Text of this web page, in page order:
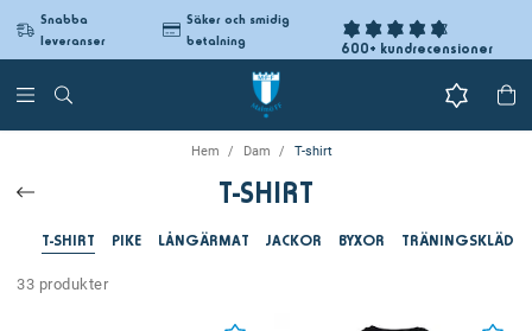
Snabba
leveranser
Säker och smidig
betalning
600+ kundrecensioner
Hem Dam T-shirt
T-SHIRT
T-SHIRT PIKE LÅNGÄRMAT JACKOR BYXOR TRÄNINGSKLÄDER
33 produkter